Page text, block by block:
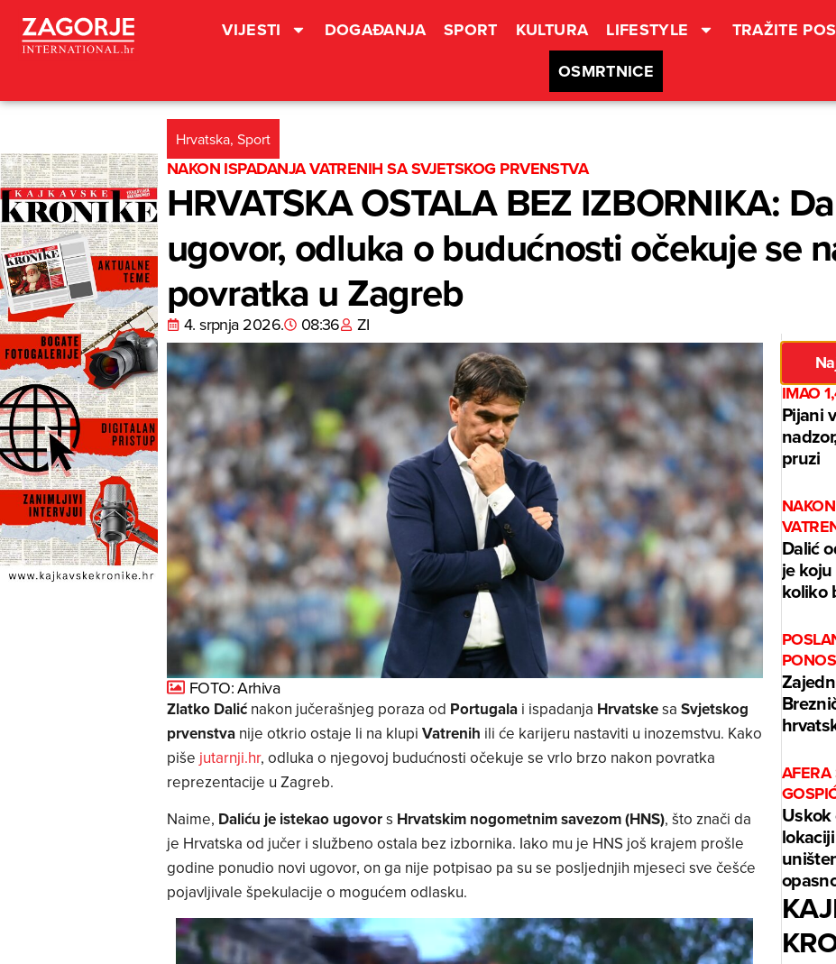
VIJESTI DOGAĐANJA SPORT KULTURA LIFESTYLE TRAŽITE
OSMRTNICE
Hrvatska, Sport
NAKON ISPADANJA VATRENIH SA SVJETSKOG PRVENSTVA
HRVATSKA OSTALA BEZ IZBORNIKA:
ugovor, odluka o budućnosti očekuje se
povratka u Zagreb
4. srpnja 2026. 08:36 ZI
FOTO: Arhiva
Zlatko Dalićnakon jučerašnjeg poraza od Portugalai ispadanja Hrvatskesa Svjetskog
prvenstvanije otkrio ostaje li na klupi Vatrenih ili će karijeru nastaviti u inozemstvu. Kako
piše jutarnji.hr, odluka o njegovoj budućnosti očekuje se vrlo brzo nakon povratka
reprezentacije u Zagreb.
Naime, Daliću je istekao ugovors Hrvatskim nogometnim savezom (HNS), što znači da
je Hrvatska od jučer i službeno ostala bez izbornika. Iako mu je HNS još krajem prošle
godine ponudio novi ugovor, on ga nije potpisao pa su se posljednjih mjeseci sve češće
pojavljivale špekulacije o mogućem odlasku.
IMAO
Pijani
pruzi
Dalić
je
koliko